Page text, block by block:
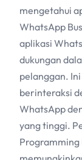
mengetahui
WhatsApp
aplikasi
dukungan
pelanggan.
berinteraksi
WhatsApp
yang tinggi.
Programming